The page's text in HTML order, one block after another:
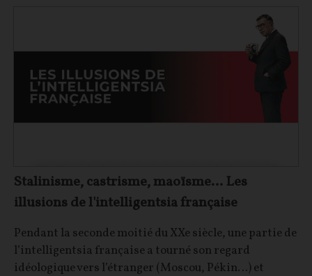
Stalinisme, castrisme, maoïsme… Les
illusions de l'intelligentsia française
Pendant la seconde moitié du XXe siècle, une partie de
l’intelligentsia française a tourné son regard
idéologique vers l’étranger (Moscou, Pékin…) et